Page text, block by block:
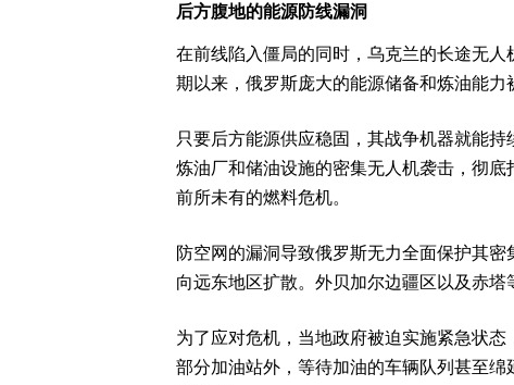
后方腹地的能源防线漏洞
在前线陷入僵局的同时，乌克兰的长途无
期以来，俄罗斯庞大的能源储备和炼油能力
只要后方能源供应稳固，其战争机器就能
炼油厂和储油设施的密集无人机袭击，彻
前所未有的燃料危机。
防空网的漏洞导致俄罗斯无力全面保护其
向远东地区扩散。外贝加尔边疆区以及赤塔
为了应对危机，当地政府被迫实施紧急状
部分加油站外，等待加油的车辆队列甚至